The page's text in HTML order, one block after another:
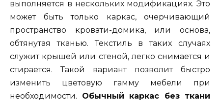
выполняется в нескольких модификациях. Это
может быть только каркас, очерчивающий
пространство кровати-домика, или основа,
обтянутая тканью. Текстиль в таких случаях
служит крышей или стеной, легко снимается и
стирается. Такой вариант позволит быстро
изменить цветовую гамму мебели при
необходимости. Обычный каркас без ткани